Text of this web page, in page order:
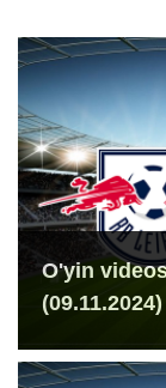
O'yin
(09.11.2024)